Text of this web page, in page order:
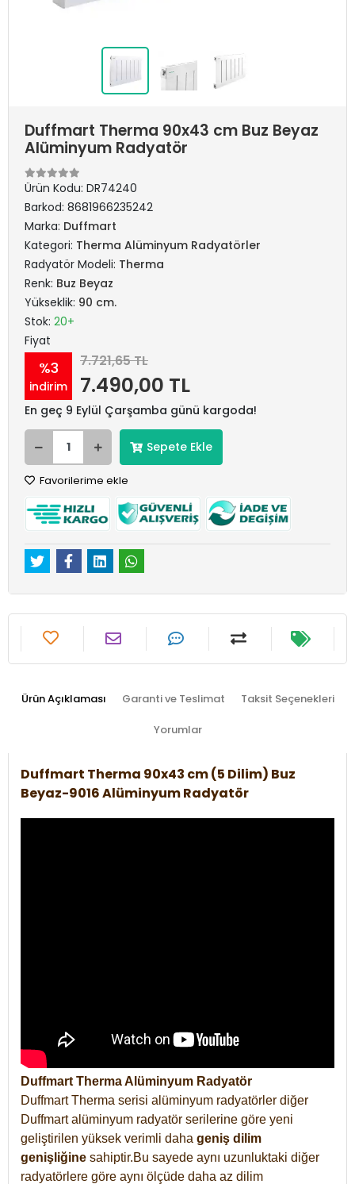
Duffmart Therma 90x43 cm Buz Beyaz
Alüminyum Radyatör
Ürün Kodu: DR74240
Barkod: 8681966235242
Marka: Duffmart
Kategori: Therma Alüminyum Radyatörler
Radyatör Modeli: Therma
Renk: Buz Beyaz
Yükseklik: 90 cm.
Stok: 20+
Fiyat
%3
indirim
7.721,65 TL
7.490,00 TL
En geç 9 Eylül Çarşamba günü kargoda!
Sepete Ekle
Favorilerime ekle
Ürün Açıklaması Garanti ve Teslimat Taksit Seçenekleri
Yorumlar
Duffmart Therma 90x43 cm (5 Dilim) Buz
Beyaz-9016 Alüminyum Radyatör
Duffmart Therma Alüminyum Radyatör
Duffmart Therma serisi alüminyum radyatörler diğer
Duffmart alüminyum radyatör serilerine göre yeni
geliştirilen yüksek verimli daha geniş dilim
genişliğine sahiptir.Bu sayede aynı uzunluktaki diğer
radyatörlere göre aynı ölçüde daha az dilim